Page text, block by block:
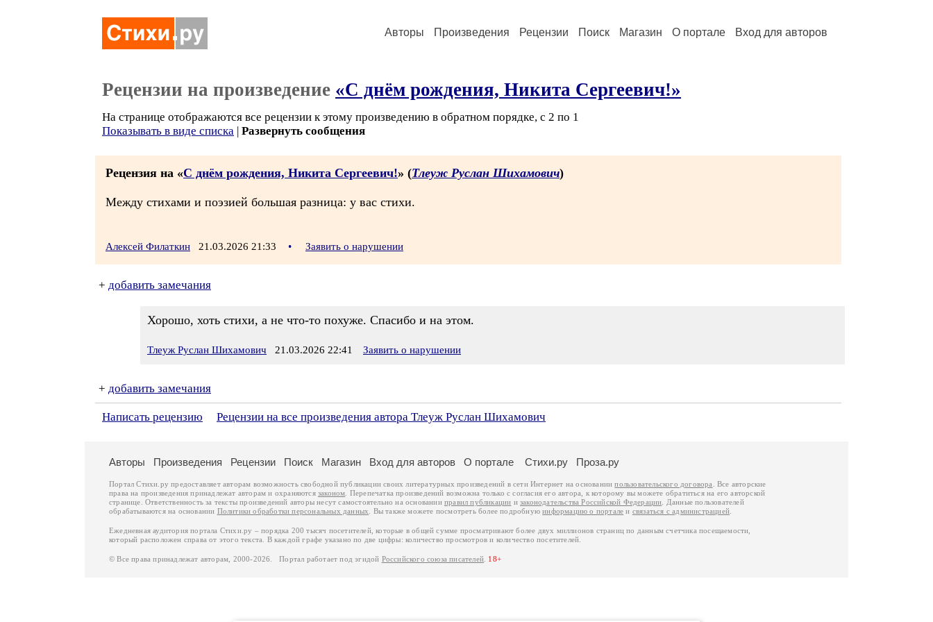
Авторы Произведения Рецензии Поиск Магазин О портале Вход для авторов
Рецензии на произведение «С днём рождения, Никита Сергеевич!»
На странице отображаются все рецензии к этому произведению в обратном порядке, с 2 по 1
Показывать в виде списка | Развернуть сообщения
Рецензия на «С днём рождения, Никита Сергеевич!» (Тлеуж Руслан Шихамович)
Между стихами и поэзией большая разница: у вас стихи.
Алексей Филаткин 21.03.2026 21:33 • Заявить о нарушении
+ добавить замечания
Хорошо, хоть стихи, а не что-то похуже. Спасибо и на этом.
Тлеуж Руслан Шихамович 21.03.2026 22:41 Заявить о нарушении
+ добавить замечания
Написать рецензию Рецензии на все произведения автора Тлеуж Руслан Шихамович
Авторы Произведения Рецензии Поиск Магазин Вход для авторов О портале Стихи.ру Проза.ру
Портал Стихи.ру предоставляет авторам возможность свободной публикации своих литературных произведений в сети Интернет на основаниипользовательского договора
. Все авторские
права на произведения принадлежат авторам и охраняются законом . Перепечатка произведений возможна только с согласия его автора, к которому вы можете обратиться на его авторской
странице. Ответственность за тексты произведений авторы несут самостоятельно на основанииправил публикации изаконодательства Российской Федерации . Данные пользователей
обрабатываются на основании Политики обработки персональных данных . Вы также можете посмотреть более подробнуюинформацию о портале и связаться с администрацией
Ежедневная аудитория портала Стихи.ру – порядка 200 тысяч посетителей, которые в общей сумме просматривают более двух миллионов страниц по данным счетчика посещаемости,
который расположен справа от этого текста. В каждой графе указано по две цифры: количество просмотров и количество посетителей.
© Все права принадлежат авторам, 2000-2026. Портал работает под эгидой Российского союза писателей 18+